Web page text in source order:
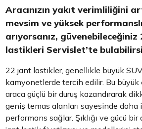
Aracınızın yakıt verimliliğini
mevsim ve yüksek
arıyorsanız,
lastikleri Servislet’te
22 jant lastikler, genellikle büyük
kamyonetlerde tercih edilir. Bu büyük
araca güçlü bir duruş kazandırarak
geniş temas alanları sayesinde daha
performans sağlar. Şıklığı ve gücü